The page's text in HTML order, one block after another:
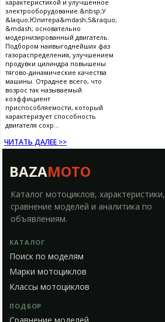
характеристикой и улучшенное
электрооборудование.&nbsp;У
&laquo;Юпитера&mdash;5&raquo;
&mdash; основательно
модернизированный двигатель.
Подбором наивыгоднейших фаз
газораспределения, улучшением
продувки цилиндра повышены
тягово-динамические качества
машины. Отраднее всего, что
возрос так называемый
коэффициент
приспособляемости, который
характеризует способность
двигателя сохр...
ЧИТАТЬ ДАЛЕЕ >>
BAZAMOTO
Каталог мотоциклов, характеристики,
сравнение моделей и аналитика по
объявлениям.
КАТАЛОГ
Поиск по моделям
Марки мотоциклов
Классы мотоциклов
ПОДБОР